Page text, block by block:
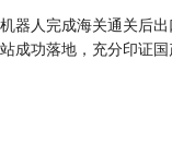
器人完成海关通关后
成功落地，充分印证